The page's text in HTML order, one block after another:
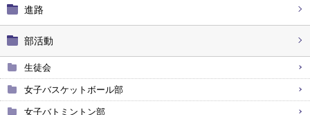
進路
部活動
生徒会
女子バスケットボール部
女子バトミントン部